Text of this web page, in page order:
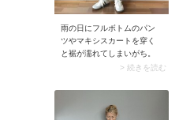
雨の日にフルボトムのパン
ツやマキシスカートを穿く
と裾が濡れてしまいがち。
そこでおすすめなのが「ス
ツ」です。7分～8分ぐらい
の丈感で展開されているこ
とが多く、裾濡れや泥ハネ
> 続きを読む